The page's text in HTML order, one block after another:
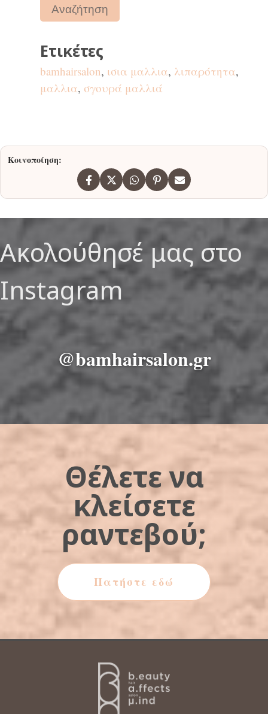
Ετικέτες
bamhairsalon, ισια μαλλια, λιπαρότητα,
μαλλια, σγουρά μαλλιά
Κοινοποίηση:
Ακολούθησέ μας στο
Instagram
@bamhairsalon.gr
Θέλετε να
κλείσετε
ραντεβού;
Πατήστε εδώ